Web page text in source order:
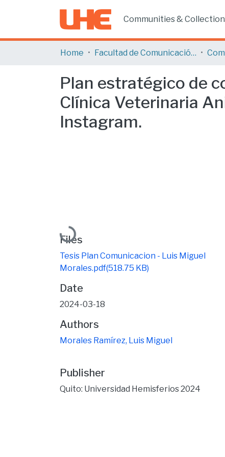
Communities &
Home Facultad de Comunicación y Tecnologías de la Información
Plan estratégico de
Clínica Veterinaria
Instagram.
Loading...
Files
Tesis Plan Comunicacion - Luis Miguel
Morales.pdf(518.75 KB)
Date
2024-03-18
Authors
Morales Ramírez, Luis Miguel
Publisher
Quito: Universidad Hemisferios 2024